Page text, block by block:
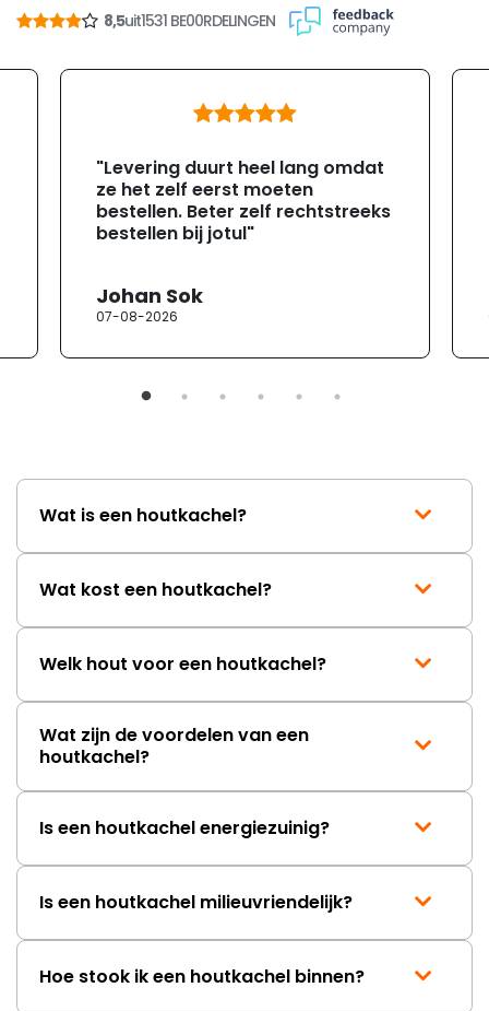
8,5uit1531 BE00RDELINGEN
"Levering duurt heel lang omdat
ze het zelf eerst moeten
bestellen. Beter zelf rechtstreeks
bestellen bij jotul"
Johan Sok
07-08-2026
Wat is een houtkachel?
Wat kost een houtkachel?
Welk hout voor een houtkachel?
Wat zijn de voordelen van een
houtkachel?
Is een houtkachel energiezuinig?
Is een houtkachel milieuvriendelijk?
Hoe stook ik een houtkachel binnen?